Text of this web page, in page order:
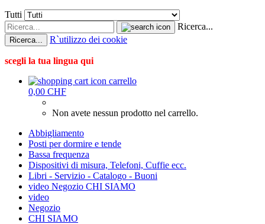
Tutti
Ricerca...
Ricerca... R`utilizzo dei cookie
scegli la tua lingua qui
carrello
0,00 CHF
Non avete nessun prodotto nel carrello.
Abbigliamento
Posti per dormire e tende
Bassa frequenza
Dispositivi di misura, Telefoni, Cuffie ecc.
Libri - Servizio - Catalogo - Buoni
video Negozio CHI SIAMO
video
Negozio
CHI SIAMO